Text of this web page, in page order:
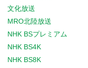
文化放送
MRO北陸放送
NHK BSプレミアム
NHK BS4K
NHK BS8K